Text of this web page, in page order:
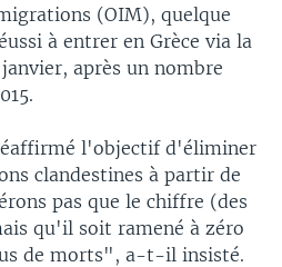
(OIM), quelque
à entrer en Grèce via la
après un nombre
l'objectif d'éliminer
clandestines à partir de
pas que le chiffre (des
qu'il soit ramené à zéro
de morts", a-t-il insisté.